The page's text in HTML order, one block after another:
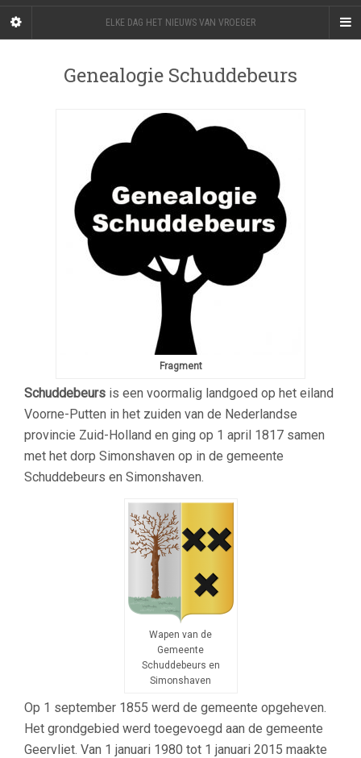
ELKE DAG HET NIEUWS VAN VROEGER
Genealogie Schuddebeurs
Fragment
Schuddebeurs is een voormalig landgoed op het eiland
Voorne-Putten in het zuiden van de Nederlandse
provincie Zuid-Holland en ging op 1 april 1817 samen
met het dorp Simonshaven op in de gemeente
Schuddebeurs en Simonshaven.
Wapen van de
Gemeente
Schuddebeurs en
Simonshaven
Op 1 september 1855 werd de gemeente opgeheven.
Het grondgebied werd toegevoegd aan de gemeente
Geervliet. Van 1 januari 1980 tot 1 januari 2015 maakte